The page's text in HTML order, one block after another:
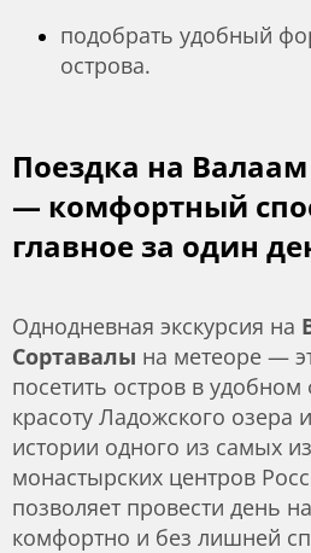
подобрать удобный
острова.
Поездка на
— комфортный
главное за один
Однодневная экскурсия на
Сортавалы на метеоре —
посетить остров в
красоту Ладожского озера
истории одного из самых
монастырских центров
позволяет провести день
комфортно и без лишней